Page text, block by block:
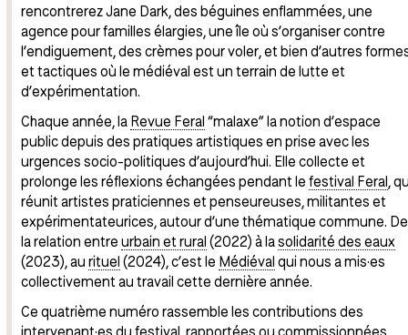
rencontrerez Jane Dark, des béguines enflammées, une
agence pour familles élargies, une île où s’organiser contre
l’endiguement, des crèmes pour voler, et bien d’autres
et tactiques où le médiéval est un terrain de lutte et
d’expérimentation.
Chaque année, la Revue Feral “malaxe” la notion d’espace
public depuis des pratiques artistiques en prise avec les
urgences socio-politiques d’aujourd’hui. Elle collecte et
prolonge les réflexions échangées pendant le festival Feral,
réunit artistes praticiennes et penseureuses, militantes et
expérimentateurices, autour d’une thématique commune. De
la relation entre urbain et rural (2022) à lasolidarité des eaux
(2023), au rituel (2024), c’est le Médiéval qui nous a mis·es
collectivement au travail cette dernière année.
Ce quatrième numéro rassemble les contributions des
intervenant·es du festival, rapportées ou commissionnées